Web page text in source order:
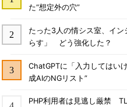
た“想定外の穴”
たった3人の情シス室、イ
らす」 どう強化した？
ChatGPTに「入力してはい
成AIのNGリスト”
PHP利用者は見逃し厳禁